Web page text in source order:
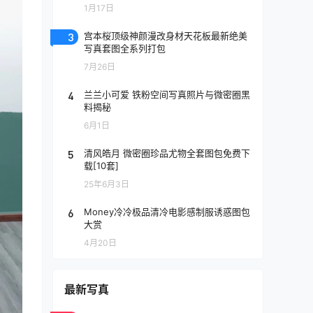
1月17日
3
宫本桜顶级神颜漫改身材天花板最新绝美
写真套图全系列打包
7月26日
4
兰兰小可爱 铁粉空间写真照片与微密圈黑
料揭秘
6月1日
5
清风皓月 微密圈珍品尤物全套图包免费下
载[10套]
25年6月3日
6
Money冷冷极品清冷电影感制服诱惑图包
大赏
4月20日
最新写真